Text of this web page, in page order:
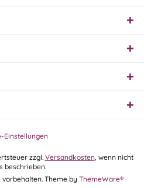
Einstellungen
zzgl. Versandkosten, wenn nicht
beschrieben.
Theme by ThemeWare®